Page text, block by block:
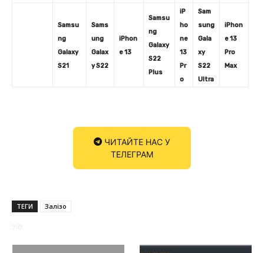
Samsu
ng
Galaxy
S21
Sams
ung
Galax
y S22
iPhon
e 13
Samsu
ng
Galaxy
S22
Plus
iP
ho
ne
13
Pr
o
Sam
sung
Gala
xy
S22
Ultra
iPhon
e 13
Pro
Max
ЧИТАЙТЕ НАС У
ТЕЛЕГРАМ
ТЕГИ Залізо